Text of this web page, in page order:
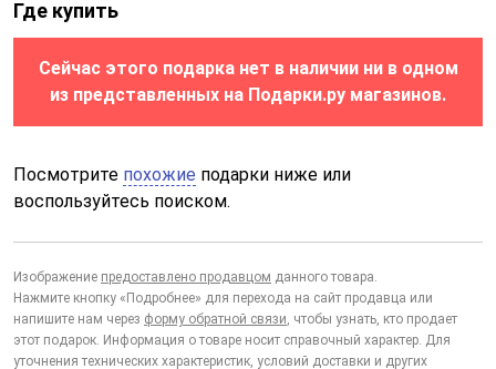
Где купить
Сейчас этого подарка нет в наличии ни в одном
из представленных на Подарки.ру магазинов.
Посмотрите похожие подарки ниже или
воспользуйтесь поиском.
Изображение предоставлено продавцом данного товара.
Нажмите кнопку «Подробнее» для перехода на сайт продавца или
напишите нам через форму обратной связи, чтобы узнать, кто продает
этот подарок. Информация о товаре носит справочный характер. Для
уточнения технических характеристик, условий доставки и других